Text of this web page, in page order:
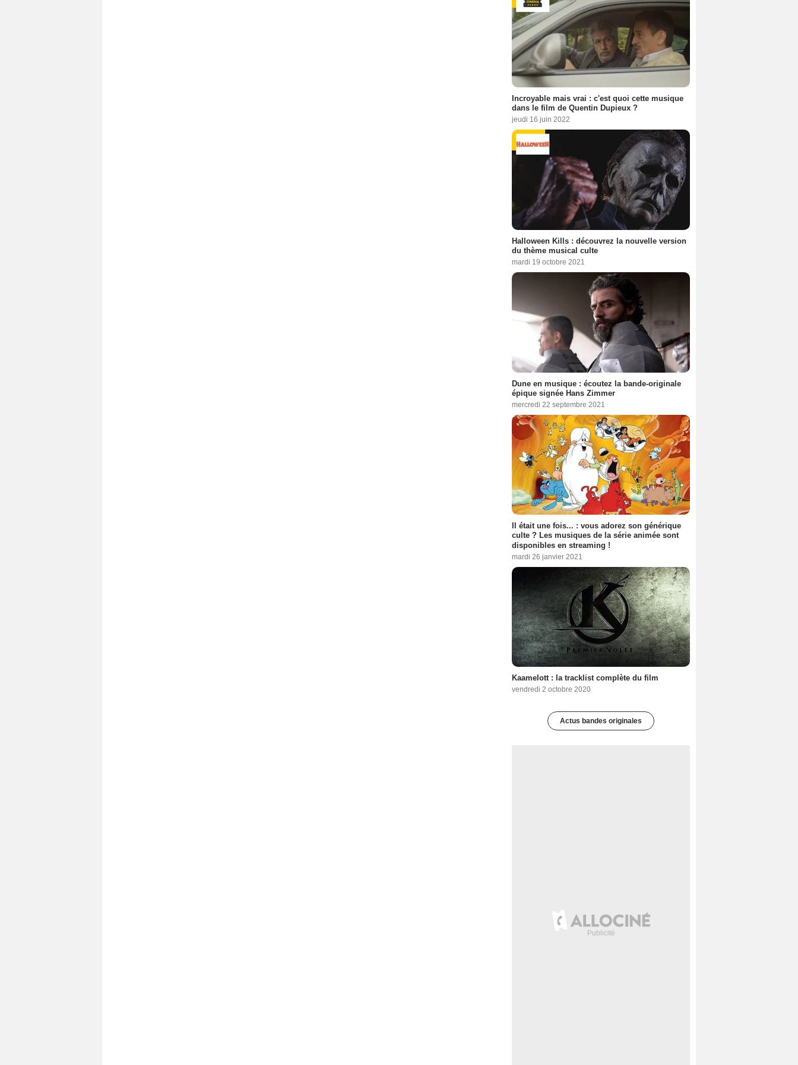
Incroyable mais vrai : c'est quoi cette musique
dans le film de Quentin Dupieux ?
jeudi 16 juin 2022
Halloween Kills : découvrez la nouvelle version
du thème musical culte
mardi 19 octobre 2021
Dune en musique : écoutez la bande-originale
épique signée Hans Zimmer
mercredi 22 septembre 2021
Il était une fois... : vous adorez son générique
culte ? Les musiques de la série animée sont
disponibles en streaming !
mardi 26 janvier 2021
Kaamelott : la tracklist complète du film
vendredi 2 octobre 2020
Actus bandes originales